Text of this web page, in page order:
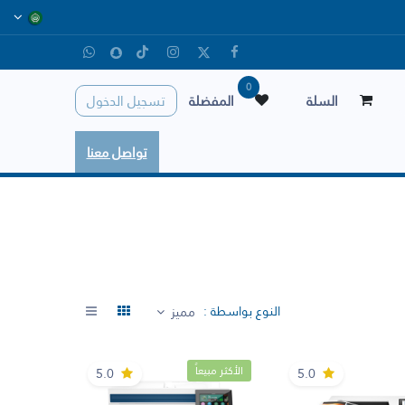
السلة
0
المفضلة
تسجيل الدخول
تواصل معنا
النوع بواسطة : مميز
5.0 الأكثر مبيعاً 5.0